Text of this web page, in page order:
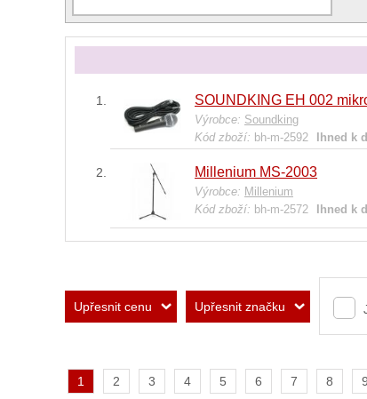
SOUNDKING EH 002
Výrobce: Soundking
Kód zboží: bh-m-2592 Ihned k
Millenium MS-2003
Výrobce: Millenium
Kód zboží: bh-m-2572 Ihned k
Upřesnit cenu Upřesnit značku
1 2 3 4 5 6 7 8 9